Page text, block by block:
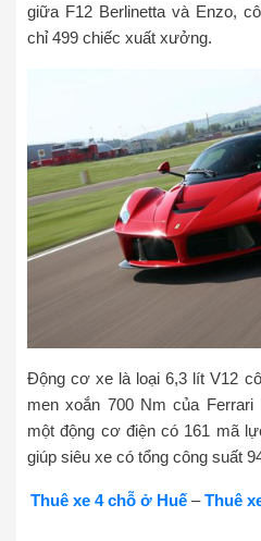
giữa F12 Berlinetta và Enzo,
chỉ 499 chiếc xuất xưởng.
Động cơ xe là loại 6,3 lít V12
men xoắn 700 Nm của
một động cơ điện có 161 mã
giúp siêu xe có tổng công suất
Thuê xe 4 chỗ ở Huế –Thuê